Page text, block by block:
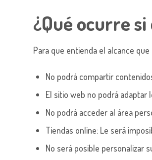
¿Qué ocurre
Para que entienda el alcance
No podrá compartir
El sitio web no podrá
No podrá acceder al área
Tiendas online: Le será
No será posible personalizar